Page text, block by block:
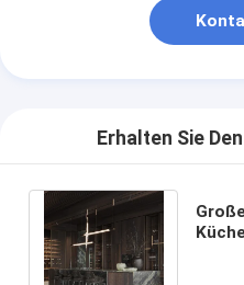
Erhalten Sie